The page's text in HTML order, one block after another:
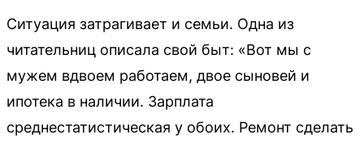
Ситуация затрагивает и семьи. Одна из
читательниц описала свой быт: «Вот мы с
мужем вдвоем работаем, двое сыновей и
ипотека в наличии. Зарплата
среднестатистическая у обоих. Ремонт сделать